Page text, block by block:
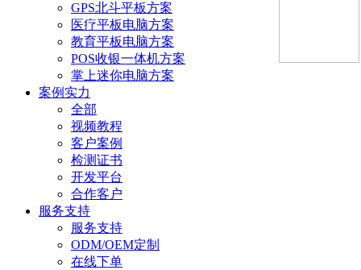
GPS北斗平板方案
医疗平板电脑方案
教育平板电脑方案
POS收银一体机方案
掌上迷你电脑方案
案例实力
全部
视频教程
客户案例
检测证书
开发平台
合作客户
服务支持
服务支持
ODM/OEM定制
在线下单